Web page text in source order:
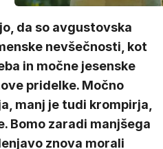
da so avgustovska
nevšečnosti, kot
in močne jesenske
pridelke. Močno
manj je tudi krompirja,
Bomo zaradi manjšega
znova morali